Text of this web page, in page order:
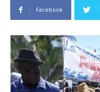
Facebook